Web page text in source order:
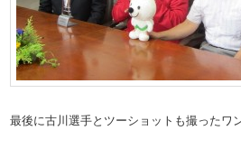
最後に古川選手とツーショットも撮ったワ